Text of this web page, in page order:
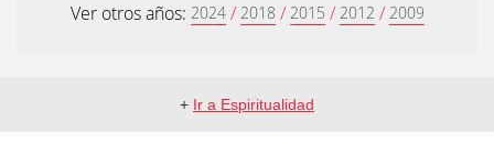
Ver otros años: 2024 / 2018 / 2015 / 2012 / 2009
+ Ir a Espiritualidad